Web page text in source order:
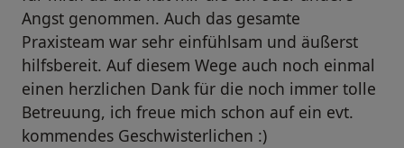
Angst genommen. Auch das gesamte
Praxisteam war sehr einfühlsam und äußerst
hilfsbereit. Auf diesem Wege auch noch einmal
einen herzlichen Dank für die noch immer tolle
Betreuung, ich freue mich schon auf ein evt.
kommendes Geschwisterlichen :)